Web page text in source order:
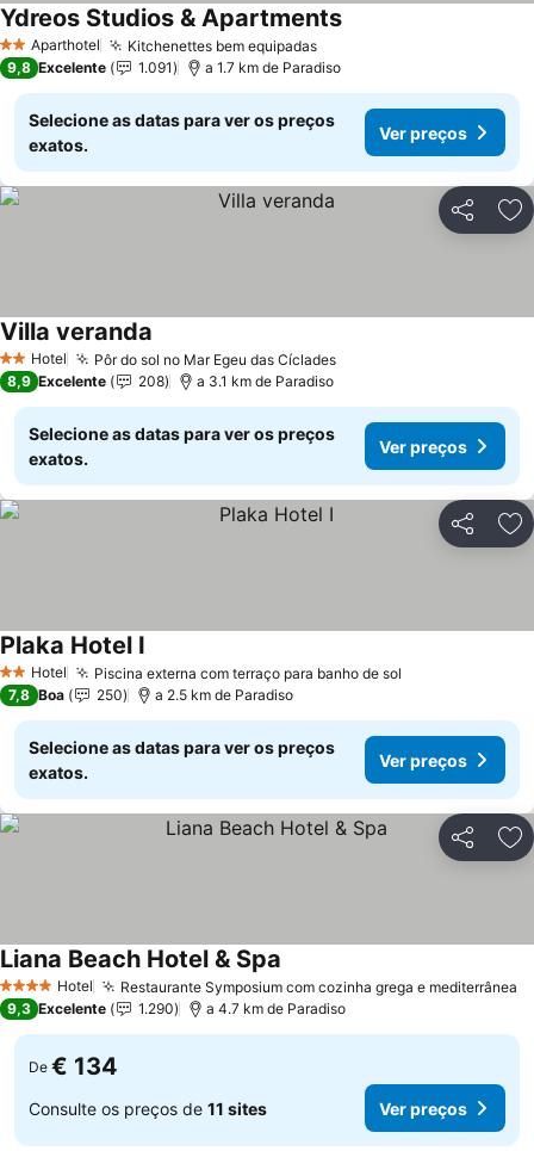
2 EstrelasAparthotel Kitchenettes bem equipadasVer preços
Ydreos Studios & ApartmentsVer preços
9,8 Excelente 1.091 a 1.7 km de Paradiso
Selecione as datas para ver os preços
exatos.
Ver preços
Partilhar
2 Estrelas
Hotel Pôr do sol no Mar Egeu das CícladesVer preços
Villa veranda
8,9 Excelente 208 a 3.1 km de Paradiso
Selecione as datas para ver os preços
exatos.
Ver preços
Partilhar
2 Estrelas
Hotel Piscina externa com terraço para banho de sol
Plaka Hotel I
7,8 Boa 250 a 2.5 km de Paradiso
Selecione as datas para ver os preços
exatos.
Ver preços
Partilhar
4 EstrelasHotel Restaurante Symposium com cozinha grega e mediterrânea
Liana Beach Hotel & Spa
9,3 Excelente 1.290 a 4.7 km de Paradiso
De € 134
Consulte os preços de 11 sites Ver preços